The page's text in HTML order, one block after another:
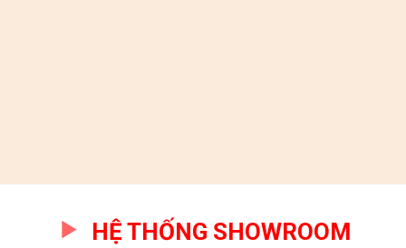
HỆ THỐNG SHOWROOM